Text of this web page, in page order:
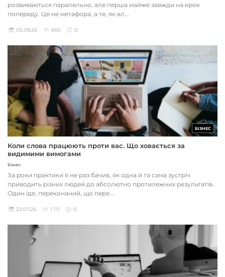
розвиваються паралельно, але перша майже завжди на крок
попереду. Це не метафора, а те, як вл...
05.08.26 660 0
БІЗНЕС
Коли слова працюють проти вас. Що ховається за
видимими вимогами
Бізнес
За роки практики я не раз бачив, як одна й та сама зустріч
приводить різних людей до абсолютно протилежних результатів.
Один іде, переконаний, що пере...
22.07.26 1 111 0